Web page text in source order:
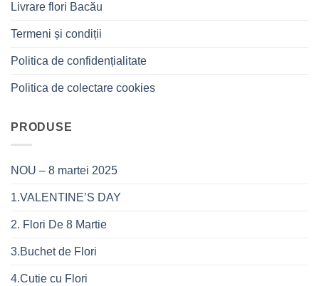
Livrare flori Bacău
Termeni și condiții
Politica de confidențialitate
Politica de colectare cookies
PRODUSE
NOU – 8 martei 2025
1.VALENTINE’S DAY
2. Flori De 8 Martie
3.Buchet de Flori
4.Cutie cu Flori